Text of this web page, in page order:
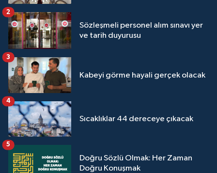
Sözleşmeli personel alım sınavı yer
ve tarih duyurusu
2
Kabeyi görme hayali gerçek olacak
3
Sıcaklıklar 44 dereceye çıkacak
4
Doğru Sözlü Olmak: Her Zaman
Doğru Konuşmak
5